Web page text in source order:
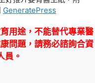
GeneratePress
用途，不能替代專業醫
問題，請務必諮詢合資
員。